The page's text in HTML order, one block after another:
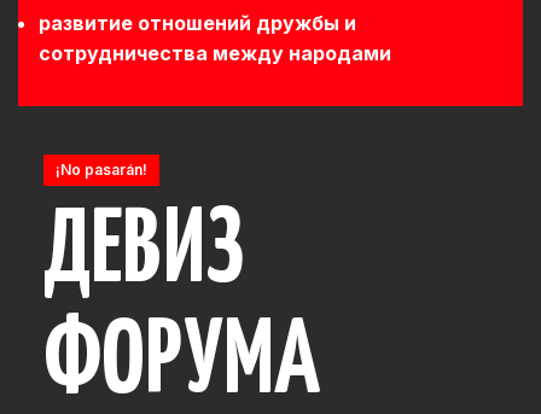
развитие отношений дружбы и
сотрудничества между народами
¡No pasarán!
ДЕВИЗ
ФОРУМА